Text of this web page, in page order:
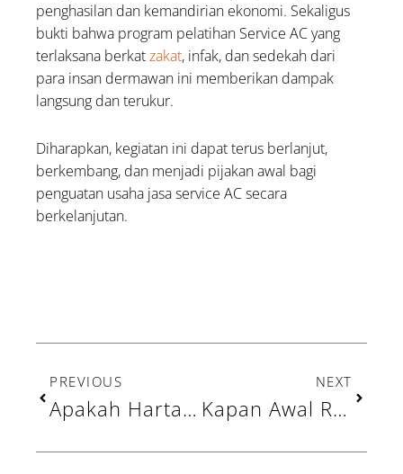
penghasilan dan kemandirian ekonomi. Sekaligus
bukti bahwa program pelatihan Service AC yang
terlaksana berkatzakat, infak, dan sedekah dari
para insan dermawan ini memberikan dampak
langsung dan terukur.
Diharapkan, kegiatan ini dapat terus berlanjut,
berkembang, dan menjadi pijakan awal bagi
penguatan usaha jasa service AC secara
berkelanjutan.
PREVIOUS
Apakah Harta Warisan Wajib Dizakati? Begini Penjelasannya
NEXT
Kapan Awal Ramadhan 1447 H Versi Pemerintah dan Muhammadiyah?